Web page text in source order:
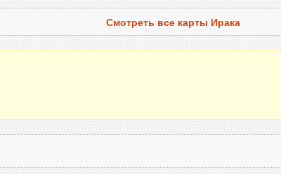
Смотреть все карты Ирака